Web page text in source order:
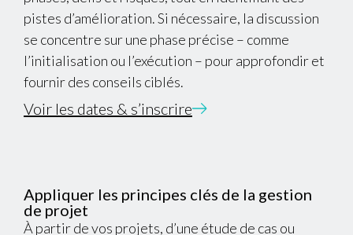
pistes d’amélioration. Si nécessaire, la discussion
se concentre sur une phase précise – comme
l’initialisation ou l’exécution – pour approfondir et
fournir des conseils ciblés.
Voir les dates & s’inscrire
Appliquer les principes clés de la gestion
de projet
À partir de vos projets, d’une étude de cas ou